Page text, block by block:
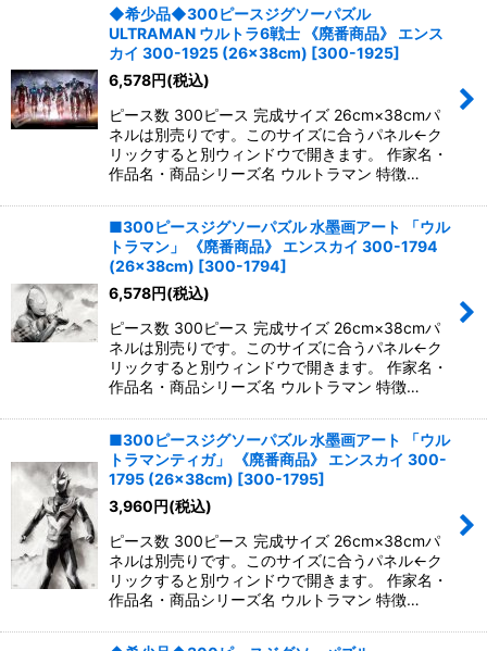
◆希少品◆300ピースジグソーパズル
ULTRAMAN ウルトラ6戦士 《廃番商品》 エンス
カイ 300-1925 (26×38cm) [300-1925]
6,578円(税込)
ピース数 300ピース 完成サイズ 26cm×38cmパ
ネルは別売りです。このサイズに合うパネル←ク
リックすると別ウィンドウで開きます。 作家名・
作品名・商品シリーズ名 ウルトラマン 特徴…
■300ピースジグソーパズル 水墨画アート 「ウル
トラマン」 《廃番商品》 エンスカイ 300-1794
(26×38cm) [300-1794]
6,578円(税込)
ピース数 300ピース 完成サイズ 26cm×38cmパ
ネルは別売りです。このサイズに合うパネル←ク
リックすると別ウィンドウで開きます。 作家名・
作品名・商品シリーズ名 ウルトラマン 特徴…
■300ピースジグソーパズル 水墨画アート 「ウル
トラマンティガ」 《廃番商品》 エンスカイ 300-
1795 (26×38cm) [300-1795]
3,960円(税込)
ピース数 300ピース 完成サイズ 26cm×38cmパ
ネルは別売りです。このサイズに合うパネル←ク
リックすると別ウィンドウで開きます。 作家名・
作品名・商品シリーズ名 ウルトラマン 特徴…